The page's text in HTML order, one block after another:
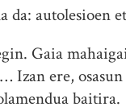
autolesioen
Gaia
Izan ere,
baitira.